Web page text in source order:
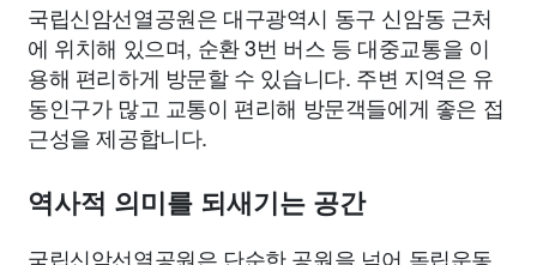
국립신암선열공원은 대구광역시 동구 신암동 근처
에 위치해 있으며, 순환 3번 버스 등 대중교통을 이
용해 편리하게 방문할 수 있습니다. 주변 지역은 유
동인구가 많고 교통이 편리해 방문객들에게 좋은 접
근성을 제공합니다.
역사적 의미를 되새기는 공간
국립신암선열공원은 단순한 공원을 넘어 독립운동